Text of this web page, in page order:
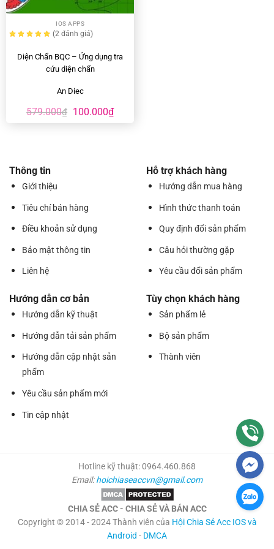
IOS APPS
(2 đánh giá)
Diện Chẩn BQC – Ứng dụng tra
cứu diện chẩn
An Diec
579.000₫ Giá
100.000₫Giá
hiện
Thông tin
Giới thiệu
Tiêu chí bán hàng
Điều khoản sử dụng
Bảo mật thông tin
Liên hệ
Hỗ trợ khách hàng
Hướng dẫn mua hàng
Hình thức thanh toán
Quy định đổi sản phẩm
Câu hỏi thường gặp
Yêu cầu đổi sản phẩm
Hướng dẫn cơ bản
Hướng dẫn kỹ thuật
Hướng dẫn tải sản phẩm
Hướng dẫn cập nhật sản
phẩm
Yêu cầu sản phẩm mới
Tin cập nhật
Tùy chọn khách hàng
Sản phẩm lẻ
Bộ sản phẩm
Thành viên
Hotline kỹ thuật: 0964.460.868
Email:hoichiaseaccvn@gmail.com
CHIA SẺ ACC - CHIA SẺ VÀ BÁN ACC
Copyright © 2014 - 2024 Thành viên của Hội Chia Sẻ Acc IOS và
Android - DMCA